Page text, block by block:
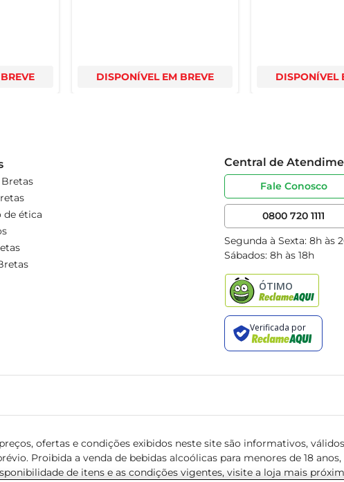
DISPONÍVEL EM BREVE DISPONÍVEL
de ética
Central de
Fale Conosco
0800 720 1111
Segunda à Sexta: 8h às
Sábados: 8h às 18h
ofertas e condições exibidos neste site são informativos,
Proibida a venda de bebidas alcoólicas para menores de 18
de itens e as condições vigentes, visite a loja mais